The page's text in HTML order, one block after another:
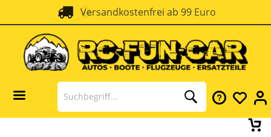
Versandkostenfrei ab 99 Euro
SSL Verschlüsselung